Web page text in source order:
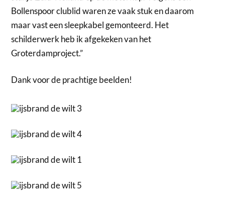
Bollenspoor clublid waren ze vaak stuk en daarom
maar vast een sleepkabel gemonteerd. Het
schilderwerk heb ik afgekeken van het
Groterdamproject.”
Dank voor de prachtige beelden!